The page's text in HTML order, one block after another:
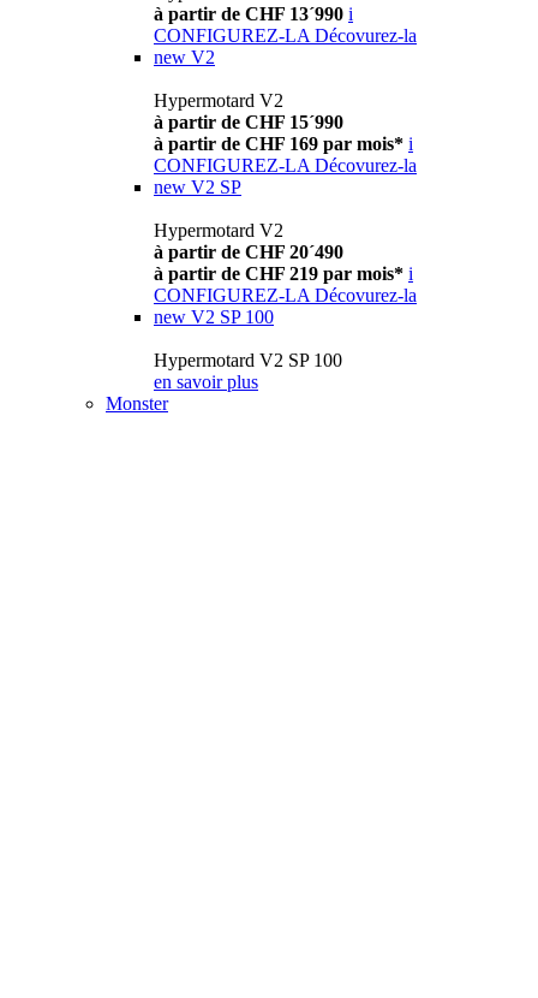
à partir de CHF 13´990 i
CONFIGUREZ-LA Décovurez-la
new V2
Hypermotard V2
à partir de CHF 15´990
à partir de CHF 169 par mois* i
CONFIGUREZ-LA Décovurez-la
new V2 SP
Hypermotard V2
à partir de CHF 20´490
à partir de CHF 219 par mois* i
CONFIGUREZ-LA Décovurez-la
new V2 SP 100
Hypermotard V2 SP 100
en savoir plus
Monster